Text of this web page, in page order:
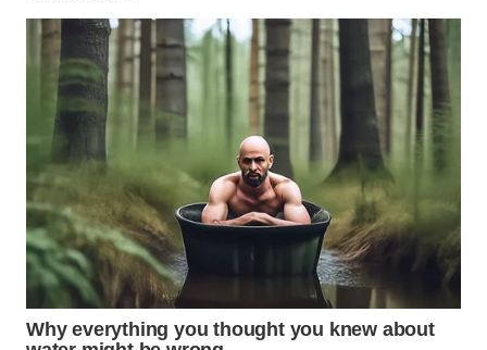
WN
KARAWANG
WN
WN
BOGOR
WN
DEPOK